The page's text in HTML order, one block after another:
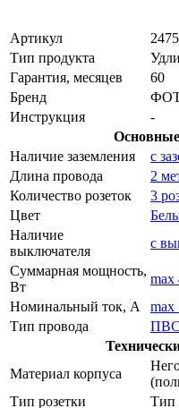
Артикул
Тип продукта
Гарантия, месяцев
60
Бренд
Инструкция
-
Наличие заземления
с
Длина провода
2
Количество розеток
3
Цвет
Наличие
выключателя
с
Суммарная мощность,
Вт
max
Номинальный ток, А
max
Тип провода
ПВС
Материал корпуса
Тип розетки
Тип